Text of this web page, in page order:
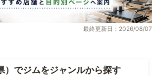
最終更新日：2026/08/07
）でジムをジャンルから探す